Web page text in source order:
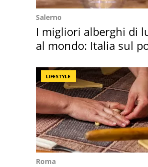
Salerno
I migliori alberghi di
al mondo: Italia sul
LIFESTYLE
Roma